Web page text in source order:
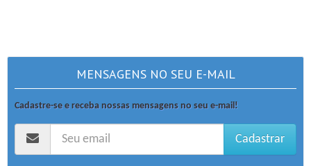
MENSAGENS NO SEU E-MAIL
Cadastre-se e receba nossas mensagens no seu e-mail!
Cadastrar